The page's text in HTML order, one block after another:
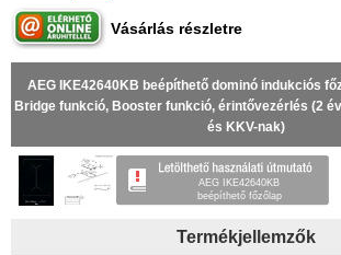
Vásárlás részletre
AEG IKE42640KB beépíthető dominó indukciós
Bridge funkció, Booster funkció, érintővezérlés (2
és KKV-nak)
AEG IKE42640KB
beépíthető főzőlap
Termékjellemzők